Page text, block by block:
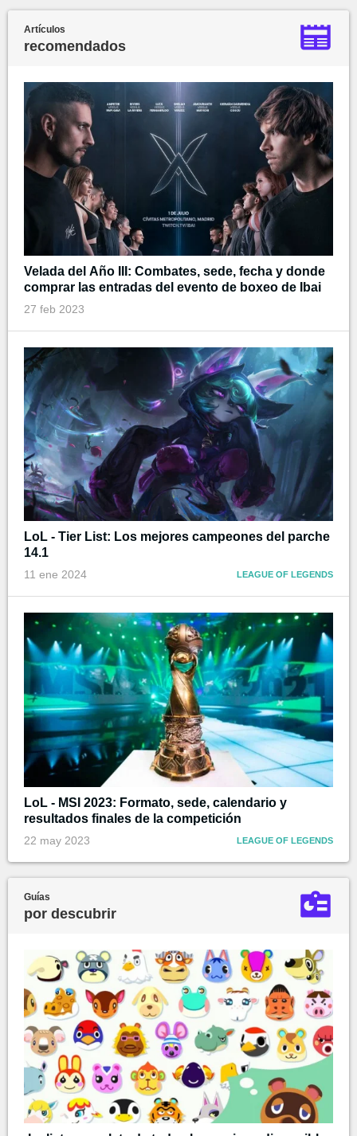
Artículos
recomendados
Velada del Año III: Combates, sede, fecha y donde
comprar las entradas del evento de boxeo de Ibai
27 feb 2023
LoL - Tier List: Los mejores campeones del parche
14.1
11 ene 2024 LEAGUE OF LEGENDS
LoL - MSI 2023: Formato, sede, calendario y
resultados finales de la competición
22 may 2023 LEAGUE OF LEGENDS
Guías
por descubrir